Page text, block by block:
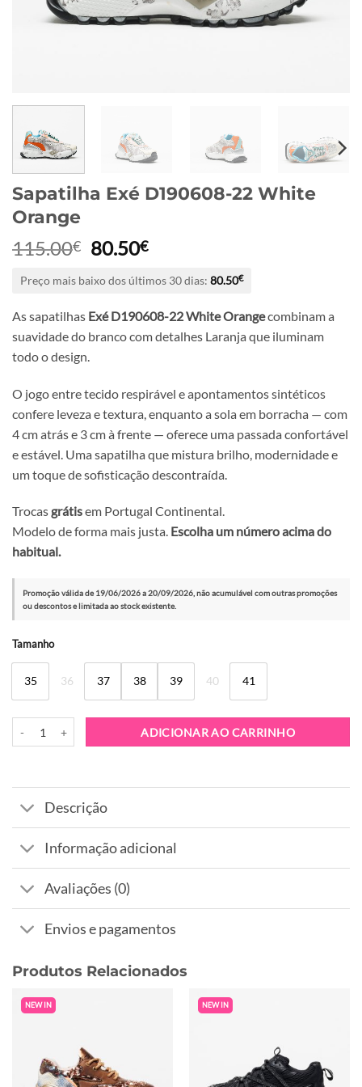
Sapatilha Exé D190608-22 White
Orange
115.00€ O
original
era:
115.00€.
80.50€O
atual
é:
80.50€.
Preço mais baixo dos últimos 30 dias: 80.50€
As sapatilhas Exé D190608-22 White Orangecombinam a
suavidade do branco com detalhes Laranja que iluminam
todo o design.
O jogo entre tecido respirável e apontamentos sintéticos
confere leveza e textura, enquanto a sola em borracha — com
4 cm atrás e 3 cm à frente — oferece uma passada confortável
e estável. Uma sapatilha que mistura brilho, modernidade e
um toque de sofisticação descontraída.
Trocas grátisem Portugal Continental.
Modelo de forma mais justa. Escolha um número acima do
habitual.
Promoção válida de 19/06/2026 a 20/09/2026, não acumulável com outras promoções
ou descontos e limitada ao stock existente.
Tamanho
35 36 37 38 39 40 41
ADICIONAR AO CARRINHO
Alternative:
Descrição
Informação adicional
Avaliações (0)
Envios e pagamentos
Produtos Relacionados
NEW IN NEW IN